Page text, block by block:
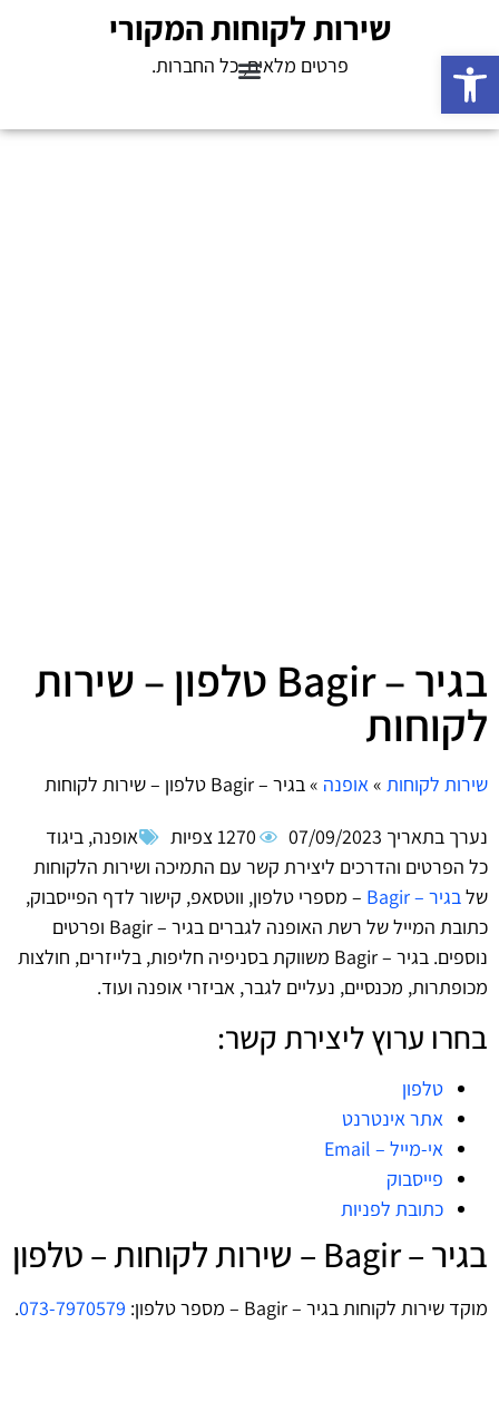
פתח סרגל נגישות
שירות לקוחות המקורי
פרטים מלאים, כל החברות.
בגיר – Bagir טלפון – שירות
לקוחות
שירות לקוחות »אופנה »בגיר – Bagir טלפון – שירות לקוחות
נערך בתאריך 07/09/2023 1270 צפיות אופנה, ביגוד
כל הפרטים והדרכים ליצירת קשר עם התמיכה ושירות הלקוחות
שלבגיר – Bagir
– מספרי טלפון, ווטסאפ, קישור לדף הפייסבוק,
כתובת המייל של רשת האופנה לגברים בגיר – Bagir ופרטים
נוספים. בגיר – Bagir משווקת בסניפיה חליפות, בלייזרים, חולצות
מכופתרות, מכנסיים, נעליים לגבר, אביזרי אופנה ועוד.
בחרו ערוץ ליצירת קשר:
טלפון
אתר אינטרנט
אי-מייל – Email
פייסבוק
כתובת לפניות
בגיר – Bagir – שירות לקוחות – טלפון
מוקד שירות לקוחות בגיר – Bagir – מספר טלפון: 073-7970579
.